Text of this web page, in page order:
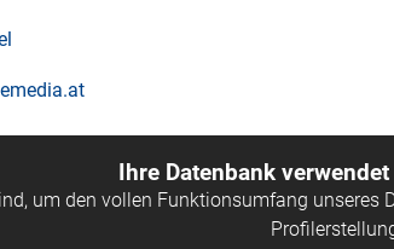
Ihre Datenbank
um den vollen Funktionsumfang unseres